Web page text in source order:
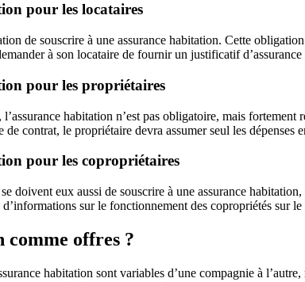
pour les locataires
de souscrire à une assurance habitation. Cette
à son locataire de fournir un justificatif
pour les propriétaires
habitation n’est pas obligatoire, mais
de contrat, le propriétaire devra assumer seul les dépenses
pour les copropriétaires
doivent eux aussi de souscrire à une assurance
sur le fonctionnement des copropriétés sur
comme offres ?
habitation sont variables d’une compagnie à